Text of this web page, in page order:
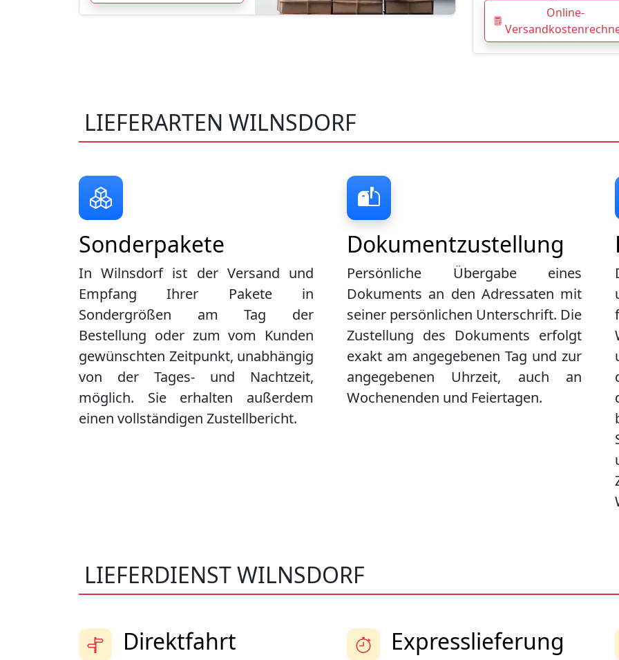
Online-
LIEFERARTEN WILNSDORF
Dokumentzustellung
Persönliche Übergabe eines
Dokuments an den Adressaten mit
seiner persönlichen Unterschrift. Die
Zustellung des Dokuments erfolgt
exakt am angegebenen Tag und zur
angegebenen Uhrzeit, auch an
Wochenenden und Feiertagen.
Sonderpakete
In Wilnsdorf ist der Versand und
Empfang Ihrer Pakete in
Sondergrößen am Tag der
Bestellung oder zum vom Kunden
gewünschten Zeitpunkt, unabhängig
von der Tages- und Nachtzeit,
möglich. Sie erhalten außerdem
einen vollständigen Zustellbericht.
LIEFERDIENST WILNSDORF
Direktfahrt Expresslieferung